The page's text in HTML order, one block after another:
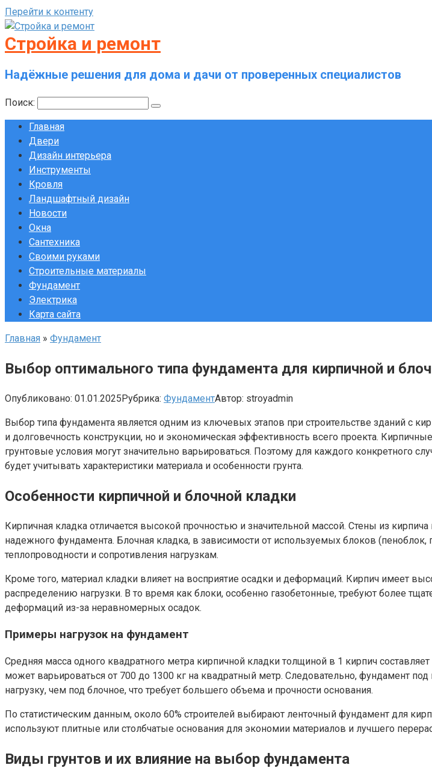
Перейти к контенту
Стройка и ремонт
Надёжные решения для дома и дачи от проверенных специалистов
Поиск:
Главная
Двери
Дизайн интерьера
Инструменты
Кровля
Ландшафтный дизайн
Новости
Окна
Сантехника
Своими руками
Строительные материалы
Фундамент
Электрика
Карта сайта
Главная » Фундамент
Выбор оптимального типа фундамента для кирпичной и
Опубликовано: 01.01.2025Рубрика: ФундаментАвтор: stroyadmin
Выбор типа фундамента является одним из ключевых этапов при строительстве зданий с
и долговечность конструкции, но и экономическая эффективность всего проекта.
грунтовые условия могут значительно варьироваться. Поэтому для каждого конкретного
будет учитывать характеристики материала и особенности грунта.
Особенности кирпичной и блочной кладки
Кирпичная кладка отличается высокой прочностью и значительной массой. Стены из
надежного фундамента. Блочная кладка, в зависимости от используемых блоков
теплопроводности и сопротивления нагрузкам.
Кроме того, материал кладки влияет на восприятие осадки и деформаций. Кирпич имеет
распределению нагрузки. В то время как блоки, особенно газобетонные, требуют более
деформаций из-за неравномерных осадок.
Примеры нагрузок на фундамент
Средняя масса одного квадратного метра кирпичной кладки толщиной в 1 кирпич
может варьироваться от 700 до 1300 кг на квадратный метр. Следовательно, фундамент
нагрузку, чем под блочное, что требует большего объема и прочности основания.
По статистическим данным, около 60% строителей выбирают ленточный фундамент для
используют плитные или столбчатые основания для экономии материалов и лучшего
Виды грунтов и их влияние на выбор фундамента